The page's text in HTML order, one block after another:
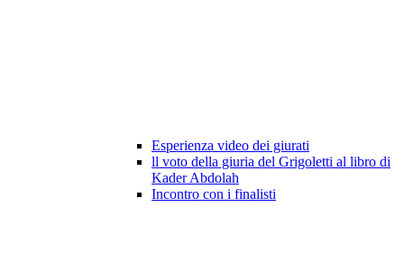
Esperienza video dei giurati
ll voto della giuria del Grigoletti al libro di
Kader Abdolah
Incontro con i finalisti